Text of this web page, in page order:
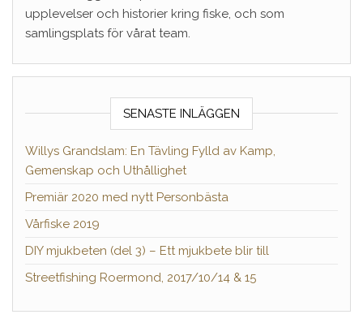
upplevelser och historier kring fiske, och som
samlingsplats för vårat team.
SENASTE INLÄGGEN
Willys Grandslam: En Tävling Fylld av Kamp,
Gemenskap och Uthållighet
Premiär 2020 med nytt Personbästa
Vårfiske 2019
DIY mjukbeten (del 3) – Ett mjukbete blir till
Streetfishing Roermond, 2017/10/14 & 15